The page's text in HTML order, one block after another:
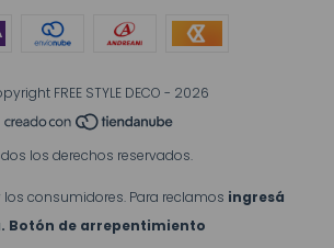
FREE STYLE DECO - 2026
los derechos reservados.
los consumidores. Para reclamos ingresá
Botón de arrepentimiento